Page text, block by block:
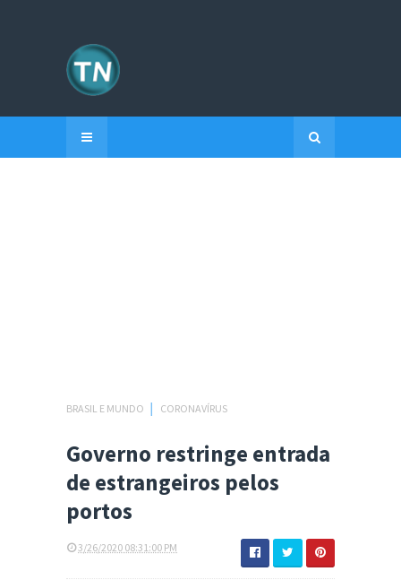
BRASIL E MUNDO CORONAVÍRUS
Governo restringe entrada
de estrangeiros pelos
portos
3/26/2020 08:31:00 PM